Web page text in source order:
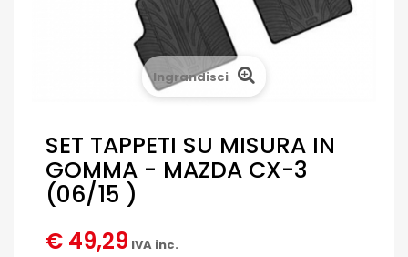
Ingrandisci
SET TAPPETI SU MISURA IN
GOMMA - MAZDA CX-3
(06/15 )
€ 49,29 IVA inc.